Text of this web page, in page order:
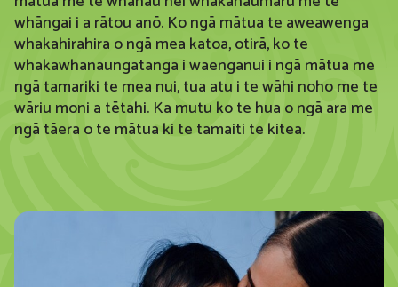
whāngai i a rātou anō. Ko ngā mātua te aweawenga
whakahirahira o ngā mea katoa, otirā, ko te
whakawhanaungatanga i waenganui i ngā mātua me
ngā tamariki te mea nui, tua atu i te wāhi noho me te
wāriu moni a tētahi. Ka mutu ko te hua o ngā ara me
ngā tāera o te mātua ki te tamaiti te kitea.